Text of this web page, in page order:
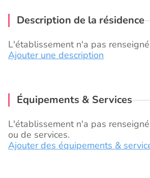
Description de la résidence
L'établissement n'a pas
Ajouter une description
Équipements & Services
L'établissement n'a pas
ou de services.
Ajouter des équipements &